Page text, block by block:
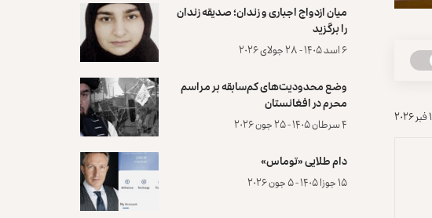
میان ازدواج اجباری و زندان؛ صدیقه زندان
را برگزید
۶ اسد ۱۴۰۵ - ۲۸ جولای ۲۰۲۶
وضع محدودیت‌های کم‌سابقه بر مراسم
محرم در افغانستان
۴ سرطان ۱۴۰۵ - ۲۵ جون ۲۰۲۶
دام طلایی «توماس»
۱۵ جوزا ۱۴۰۵ - ۵ جون ۲۰۲۶